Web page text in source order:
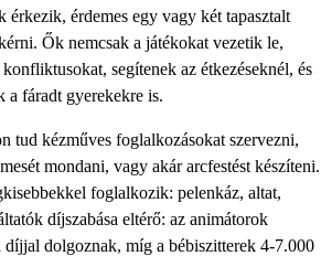
érkezik, érdemes egy vagy két tapasztalt
Ők nemcsak a játékokat vezetik le,
segítenek az étkezéseknél, és
a fáradt gyerekekre is.
tud kézműves foglalkozásokat szervezni,
mondani, vagy akár arcfestést készíteni.
foglalkozik: pelenkáz, altat,
díjszabása eltérő: az animátorok
díjjal dolgoznak, míg a bébiszitterek 4-7.000